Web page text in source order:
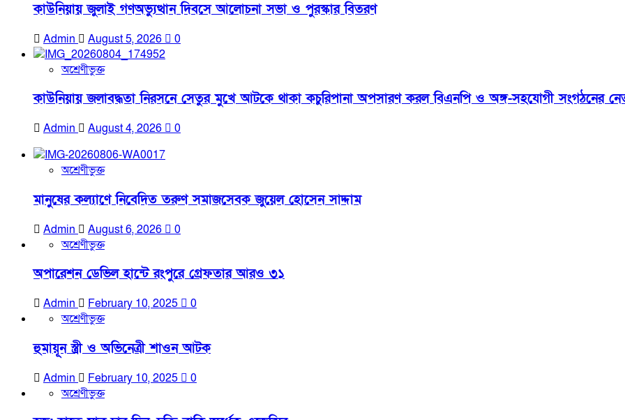
কাউনিয়ায় জুলাই গণঅভ্যুত্থান দিবসে আলোচনা সভা ও পুরস্কার বিতরণ
Admin August 5, 2026
0
অশ্রেণীভুক্ত
কাউনিয়ায় জলাবদ্ধতা নিরসনে সেতুর মুখে আটকে থাকা কচুরিপানা অপসারণ করল বিএনপি ও অঙ্গ-সহযোগী সংগঠনের
Admin August 4, 2026 0
অশ্রেণীভুক্ত
মানুষের কল্যাণে নিবেদিত তরুণ সমাজসেবক জুয়েল হোসেন সাদ্দাম
Admin August 6, 2026
0
অশ্রেণীভুক্ত
অপারেশন ডেভিল হান্টে রংপুরে গ্রেফতার আরও ৩১
Admin February 10, 2025
0
অশ্রেণীভুক্ত
হুমায়ূন স্ত্রী ও অভিনেত্রী শাওন আটক
Admin February 10, 2025
0
অশ্রেণীভুক্ত